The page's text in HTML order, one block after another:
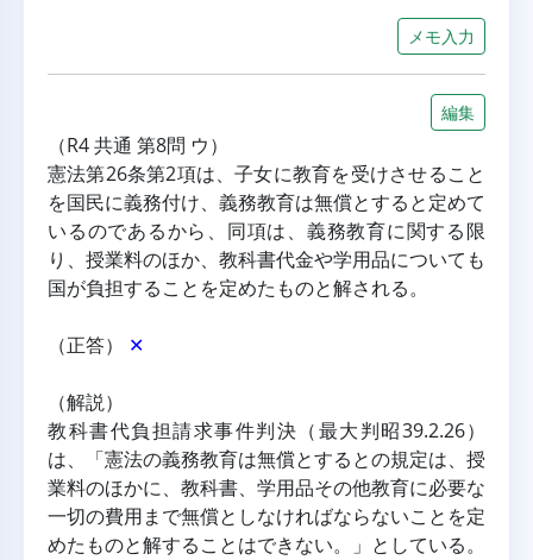
メモ入力
編集
（R4 共通 第8問 ウ）
憲法第26条第2項は、子女に教育を受けさせること
を国民に義務付け、義務教育は無償とすると定めて
いるのであるから、同項は、義務教育に関する限
り、授業料のほか、教科書代金や学用品についても
国が負担することを定めたものと解される。
（正答） ✕
（解説）
教科書代負担請求事件判決（最大判昭39.2.26）
は、「憲法の義務教育は無償とするとの規定は、授
業料のほかに、教科書、学用品その他教育に必要な
一切の費用まで無償としなければならないことを定
めたものと解することはできない。」としている。